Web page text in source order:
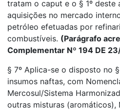
tratam o caput e o § 1º deste
aquisições no mercado
petróleo efetuadas por
combustíveis. (Parágrafo
Complementar Nº 194 DE
§ 7º Aplica-se o disposto no
insumos naftas, com
Mercosul/Sistema
outras misturas (aromáticos),